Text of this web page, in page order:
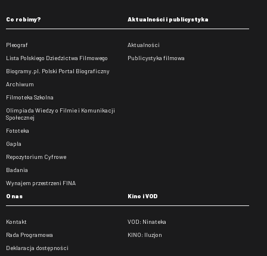
Co robimy?
Pleograf
Lista Polskiego Dziedzictwa Filmowego
Biogramy.pl. Polski Portal Biograficzny
Archiwum
Filmoteka Szkolna
Olimpiada Wiedzy o Filmie i Komunikacji
Społecznej
Fototeka
Gapla
Repozytorium Cyfrowe
Badania
Wynajem przestrzeni FINA
Aktualności i publicystyka
Aktualności
Publicystyka filmowa
O nas
Kontakt
Rada Programowa
Deklaracja dostępności
Kino i VOD
VOD: Ninateka
KINO: Iluzjon